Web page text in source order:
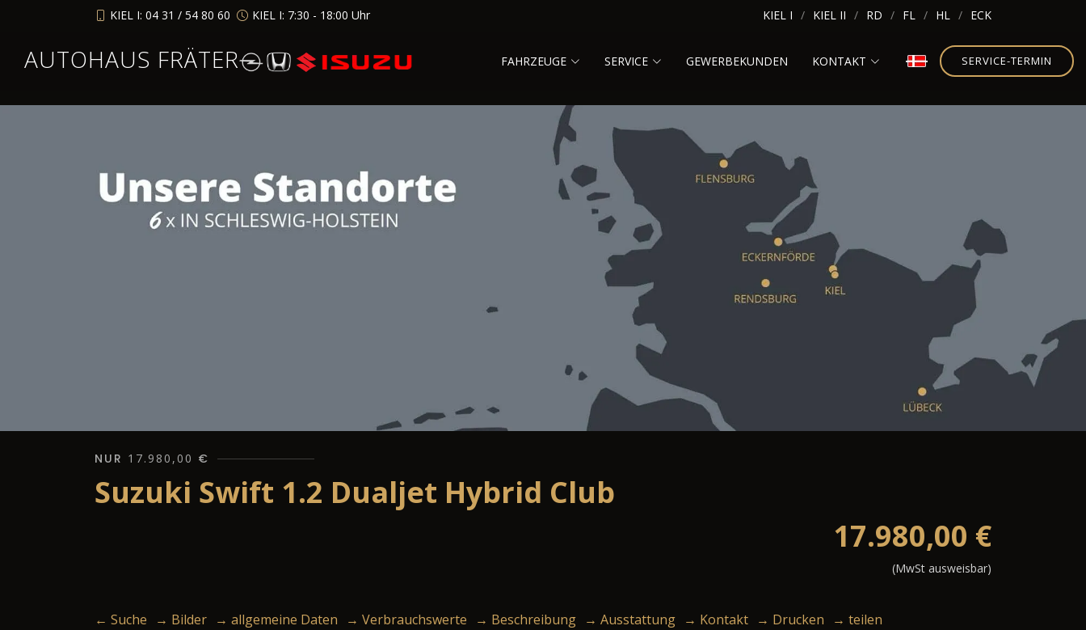
KIEL I: 04 31 / 54 80 60 KIEL I: 7:30 - 18:00 Uhr KIEL I KIEL II RD FL HL ECK
AUTOHAUS FRÄTER FAHRZEUGE SERVICE GEWERBEKUNDEN KONTAKT SERVICE-TERMIN
NUR 17.980,00 €
Suzuki Swift 1.2 Dualjet Hybrid Club
17.980,00 €
(MwSt ausweisbar)
← Suche → Bilder → allgemeine Daten → Verbrauchswerte → Beschreibung → Ausstattung → Kontakt → Drucken → teilen